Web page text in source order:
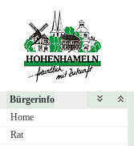
Bürgerinfo
Home
Rat